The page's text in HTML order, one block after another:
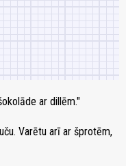
ar dillēm."
Varētu arī ar šprotēm,